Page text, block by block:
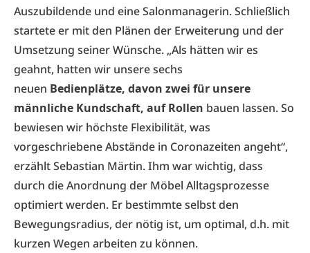
Auszubildende und eine Salonmanagerin. Schließlich
startete er mit den Plänen der Erweiterung und der
Umsetzung seiner Wünsche. „Als hätten wir es
geahnt, hatten wir unsere sechs
neuen Bedienplätze, davon zwei für unsere
männliche Kundschaft, auf Rollen bauen lassen. So
bewiesen wir höchste Flexibilität, was
vorgeschriebene Abstände in Coronazeiten angeht“,
erzählt Sebastian Märtin. Ihm war wichtig, dass
durch die Anordnung der Möbel Alltagsprozesse
optimiert werden. Er bestimmte selbst den
Bewegungsradius, der nötig ist, um optimal, d.h. mit
kurzen Wegen arbeiten zu können.